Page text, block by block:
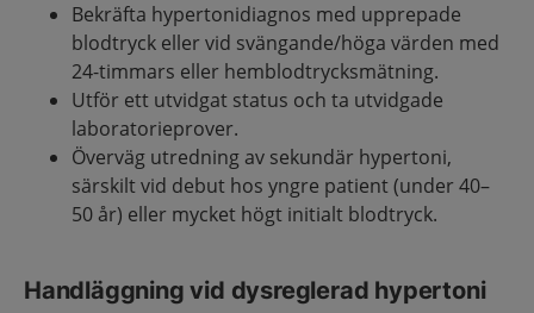
Bekräfta hypertonidiagnos med upprepade
blodtryck eller vid svängande/höga värden med
24-timmars eller hemblodtrycksmätning.
Utför ett utvidgat status och ta utvidgade
laboratorieprover.
Överväg utredning av sekundär hypertoni,
särskilt vid debut hos yngre patient (under 40–
50 år) eller mycket högt initialt blodtryck.
Handläggning vid dysreglerad hypertoni